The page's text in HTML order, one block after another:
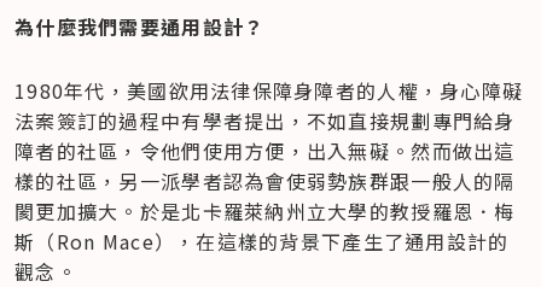
為什麼我們需要通用設計？
1980年代，美國欲用法律保障身障者的人權，身心障礙
法案簽訂的過程中有學者提出，不如直接規劃專門給身
障者的社區，令他們使用方便，出入無礙。然而做出這
樣的社區，另一派學者認為會使弱勢族群跟一般人的隔
閡更加擴大。於是北卡羅萊納州立大學的教授羅恩．梅
斯（Ron Mace），在這樣的背景下產生了通用設計的
觀念。